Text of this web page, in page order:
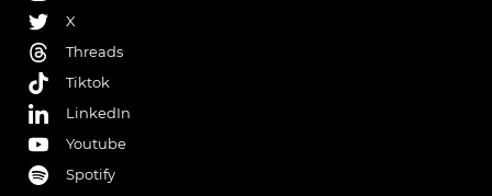
X
Threads
Tiktok
LinkedIn
Youtube
Spotify